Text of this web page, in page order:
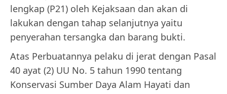
lengkap (P21) oleh Kejaksaan dan akan di
lakukan dengan tahap selanjutnya yaitu
penyerahan tersangka dan barang bukti.
Atas Perbuatannya pelaku di jerat dengan Pasal
40 ayat (2) UU No. 5 tahun 1990 tentang
Konservasi Sumber Daya Alam Hayati dan